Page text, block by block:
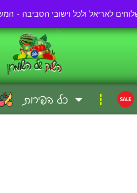
57-57-000
כל הפירות